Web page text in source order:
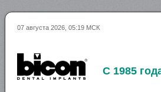
07 августа 2026, 05:19 МСК
С 1985